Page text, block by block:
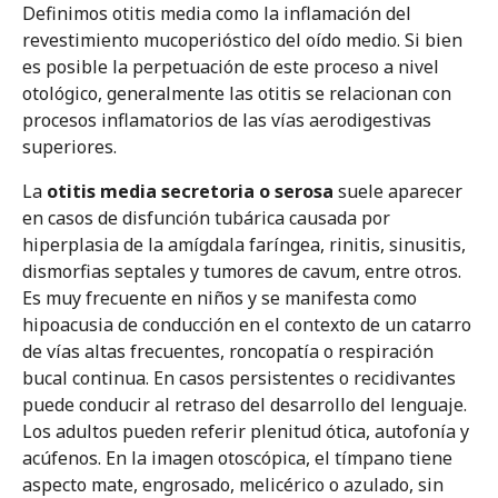
Valoración clínica de la otorrea
El prurito de oídos
Uso de los diapasones
Pérdida de audición
El niño con sospecha de hipoacusia
Los acúfenos
Mareos y vértigos
La exploración básica en otoneuro
La parálisis facial
Definimos otitis media como la inflamación del
revestimiento mucoperióstico del oído medio. Si bien
es posible la perpetuación de este proceso a nivel
otológico, generalmente las otitis se relacionan con
procesos inflamatorios de las vías aerodigestivas
superiores.
La otitis media secretoria o serosa suele aparecer
en casos de disfunción tubárica causada por
hiperplasia de la amígdala faríngea, rinitis, sinusitis,
dismorfias septales y tumores de cavum, entre otros.
Es muy frecuente en niños y se manifesta como
hipoacusia de conducción en el contexto de un catarro
de vías altas frecuentes, roncopatía o respiración
bucal continua. En casos persistentes o recidivantes
puede conducir al retraso del desarrollo del lenguaje.
Los adultos pueden referir plenitud ótica, autofonía y
acúfenos. En la imagen otoscópica, el tímpano tiene
aspecto mate, engrosado, melicérico o azulado, sin